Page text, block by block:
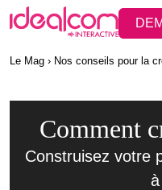
Le Mag Nos conseils pour la
Comment
Construisez votre